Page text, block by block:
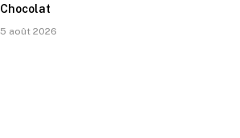
Chocolat
5 août 2026